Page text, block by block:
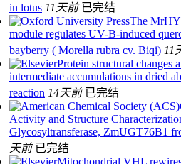
in lotus 11天前 已完结
The
module regulates UV-B-induced
bayberry ( Morella rubra cv. Biqi) 11
Protein structural changes
intermediate accumulations in dried
reaction 14天前 已完结
Activity and Structure
Glycosyltransferase, ZmUGT76B1
天前 已完结
Mitochondrial VHL